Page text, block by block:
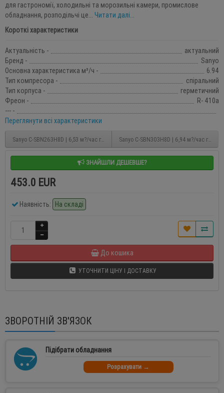
для гастрономії, холодильні та морозильні камери, промислове
обладнання, розподільчі це... Читати далі...
Короткі характеристики
Актуальність -
актуальний
Бренд -
Sanyo
Основна характеристика м³/ч -
6.94
Тип компресора -
спіральний
Тип корпуса -
герметичний
Фреон -
R- 410a
--- -
Переглянути всі характеристики
Sanyo C-SBN263H8D | 6,53 м?/час герметичний спіральний компресор
Sanyo C-SBN303H8D | 6,94 м?/час
ЗНАЙШЛИ ДЕШЕВШЕ?
453.0 EUR
Наявність: На складі
До кошика
УТОЧНИТИ ЦІНУ І ДОСТАВКУ
ЗВОРОТНІЙ ЗВ'ЯЗОК
Підібрати обладнання
Розрахувати →